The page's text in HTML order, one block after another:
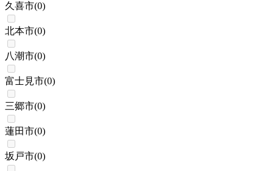
久喜市(0)
北本市(0)
八潮市(0)
富士見市(0)
三郷市(0)
蓮田市(0)
坂戸市(0)